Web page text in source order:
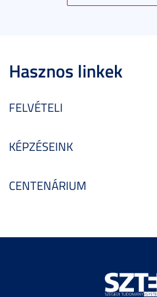
Hasznos linkek
FELVÉTELI
KÉPZÉSEINK
CENTENÁRIUM